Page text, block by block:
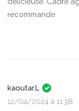
recommande
kaoutar.L
12/04/2024 à 11:38